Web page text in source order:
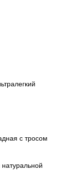
с тросом
натуральной